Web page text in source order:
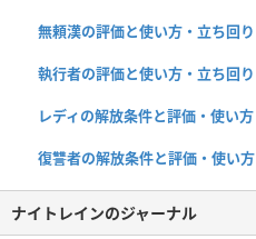
無頼漢の評価と使い方・立ち回り
執行者の評価と使い方・立ち回り
レディの解放条件と評価・使い方
復讐者の解放条件と評価・使い方
ナイトレインのジャーナル